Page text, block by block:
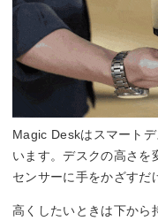
Magic Deskはスマート
います。デスクの高さを
センサーに手をかざすだ
高くしたいときは下から